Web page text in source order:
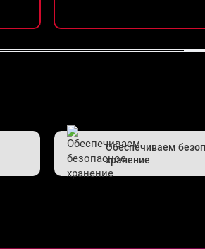
Обеспечиваем
хранение